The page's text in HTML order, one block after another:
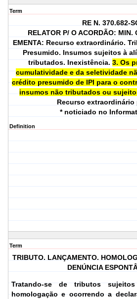
Term
RE N. 370.682-
RELATOR P/ O ACORDÃO: MIN.
EMENTA: Recurso extraordinário.
Presumido. Insumos sujeitos à
tributados. Inexistência.3. Os
cumulatividade e da seletividade
crédito presumido de IPI para o
insumos não tributados ou
Recurso extraordinário
* noticiado no
Definition
Term
TRIBUTO. LANÇAMENTO.
DENÚNCIA
Tratando-se de tributos
homologação e ocorrendo a